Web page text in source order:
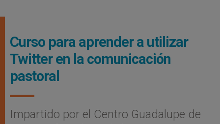
Curso para aprender a utilizar
Twitter en la comunicación
pastoral
Impartido por el Centro Guadalupe de